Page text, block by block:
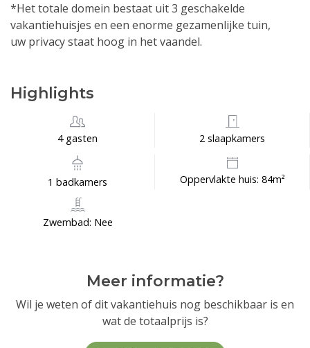
*Het totale domein bestaat uit 3 geschakelde
vakantiehuisjes en een enorme gezamenlijke tuin,
uw privacy staat hoog in het vaandel.
Highlights
4 gasten 2 slaapkamers
1 badkamers Oppervlakte huis: 84m²
Zwembad: Nee
Meer informatie?
Wil je weten of dit vakantiehuis nog beschikbaar is en
wat de totaalprijs is?